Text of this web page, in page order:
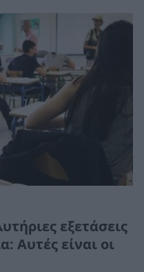
εξετάσεις
Αυτές είναι οι